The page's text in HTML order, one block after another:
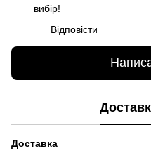
вибір!
Відповісти
Доставка